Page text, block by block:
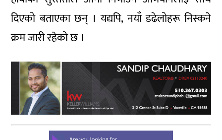
दिएको बताएका छन् । यद्यपि, नयाँ डढेलोहरू निस्कने
क्रम जारी रहेको छ ।